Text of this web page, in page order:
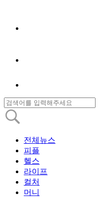
전체뉴스
피플
헬스
라이프
컬처
머니